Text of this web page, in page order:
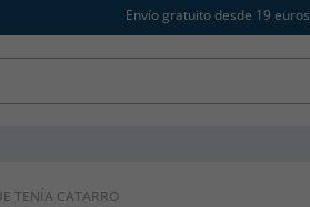
Envío gratuito desde 19 euros
TENÍA CATARRO